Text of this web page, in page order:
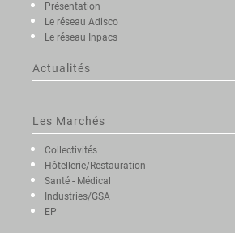
Présentation
Le réseau Adisco
Le réseau Inpacs
Actualités
Les Marchés
Collectivités
Hôtellerie/Restauration
Santé - Médical
Industries/GSA
EP